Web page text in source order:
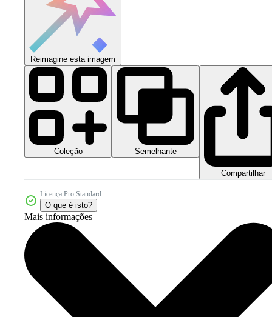
Reimagine esta imagem
Coleção Semelhante
Compartilhar
Licença Pro Standard
O que é isto?
Mais informações